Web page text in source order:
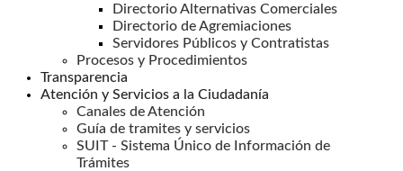
Directorio Alternativas Comerciales
Directorio de Agremiaciones
Servidores Públicos y Contratistas
Procesos y Procedimientos
Transparencia
Atención y Servicios a la Ciudadanía
Canales de Atención
Guía de tramites y servicios
SUIT - Sistema Único de Información de
Trámites